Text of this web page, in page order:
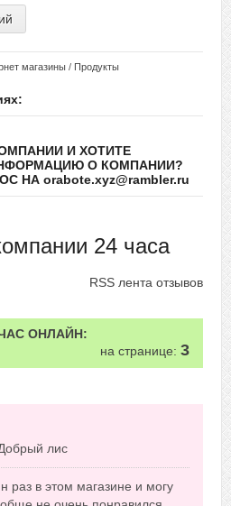
магазины / Продукты
И ХОТИТЕ
О КОМПАНИИ?
НА orabote.xyz@rambler.ru
24 часа
RSS лента отзывов
ОНЛАЙН:
на странице: 3
лис
Сказать друзьям об отзыве
раз в этом магазине и могу